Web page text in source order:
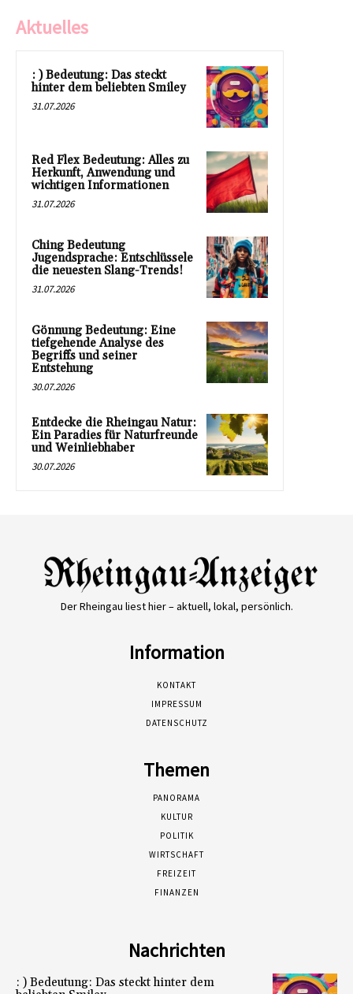
Aktuelles
: ) Bedeutung: Das steckt
hinter dem beliebten Smiley
31.07.2026
Red Flex Bedeutung: Alles zu
Herkunft, Anwendung und
wichtigen Informationen
31.07.2026
Ching Bedeutung
Jugendsprache: Entschlüssele
die neuesten Slang-Trends!
31.07.2026
Gönnung Bedeutung: Eine
tiefgehende Analyse des
Begriffs und seiner
Entstehung
30.07.2026
Entdecke die Rheingau Natur:
Ein Paradies für Naturfreunde
und Weinliebhaber
30.07.2026
Der Rheingau liest hier – aktuell, lokal, persönlich.
Information
KONTAKT
IMPRESSUM
DATENSCHUTZ
Themen
PANORAMA
KULTUR
POLITIK
WIRTSCHAFT
FREIZEIT
FINANZEN
Nachrichten
: ) Bedeutung: Das steckt hinter dem